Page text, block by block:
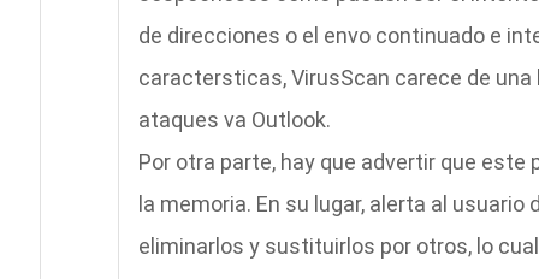
de direcciones o el envo continuado e
caractersticas, VirusScan carece de
ataques va Outlook.
Por otra parte, hay que advertir que
la memoria. En su lugar, alerta al
eliminarlos y sustituirlos por otros, lo